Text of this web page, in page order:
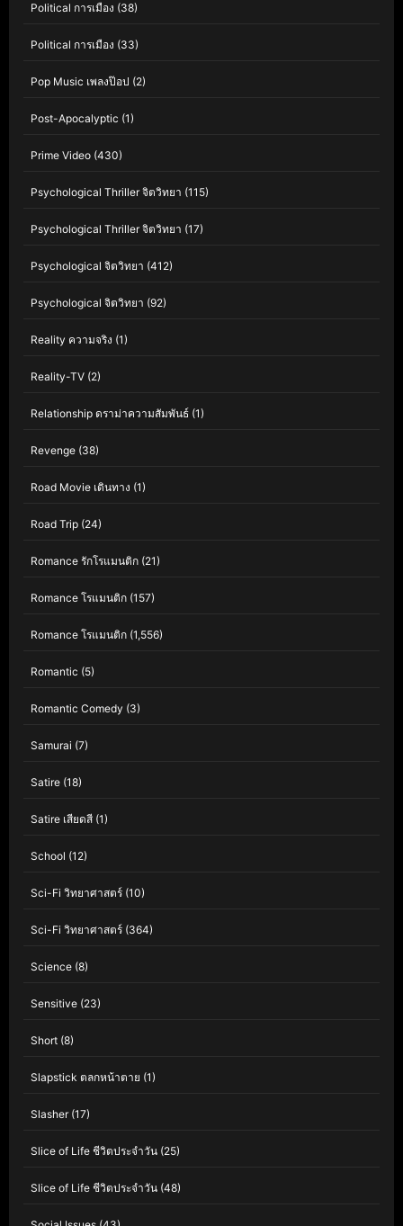
Political การเมือง (38)
Political การเมือง (33)
Pop Music เพลงป๊อป (2)
Post-Apocalyptic (1)
Prime Video (430)
Psychological Thriller จิตวิทยา (115)
Psychological Thriller จิตวิทยา (17)
Psychological จิตวิทยา (412)
Psychological จิตวิทยา (92)
Reality ความจริง (1)
Reality-TV (2)
Relationship ดราม่าความสัมพันธ์ (1)
Revenge (38)
Road Movie เดินทาง (1)
Road Trip (24)
Romance รักโรแมนติก (21)
Romance โรแมนติก (157)
Romance โรแมนติก (1,556)
Romantic (5)
Romantic Comedy (3)
Samurai (7)
Satire (18)
Satire เสียดสี (1)
School (12)
Sci-Fi วิทยาศาสตร์ (10)
Sci-Fi วิทยาศาสตร์ (364)
Science (8)
Sensitive (23)
Short (8)
Slapstick ตลกหน้าตาย (1)
Slasher(17)
Slice of Life ชีวิตประจำวัน (25)
Slice of Life ชีวิตประจำวัน (48)